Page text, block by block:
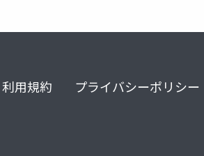
利用規約 プライバシーポリシー